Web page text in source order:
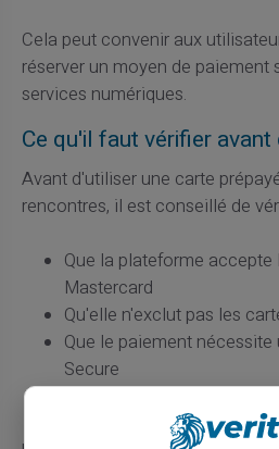
Cela peut convenir aux
réserver un moyen de paiement
services numériques.
Ce qu'il faut vérifier avant
Avant d'utiliser une carte
rencontres, il est conseillé de
Que la plateforme accepte
Mastercard
Qu'elle n'exclut pas les
Que le paiement
Secure